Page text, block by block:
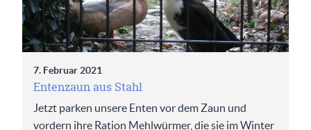
7. Februar 2021
Entenzaun aus Stahl
Jetzt parken unsere Enten vor dem Zaun und
vordern ihre Ration Mehlwürmer, die sie im Winter